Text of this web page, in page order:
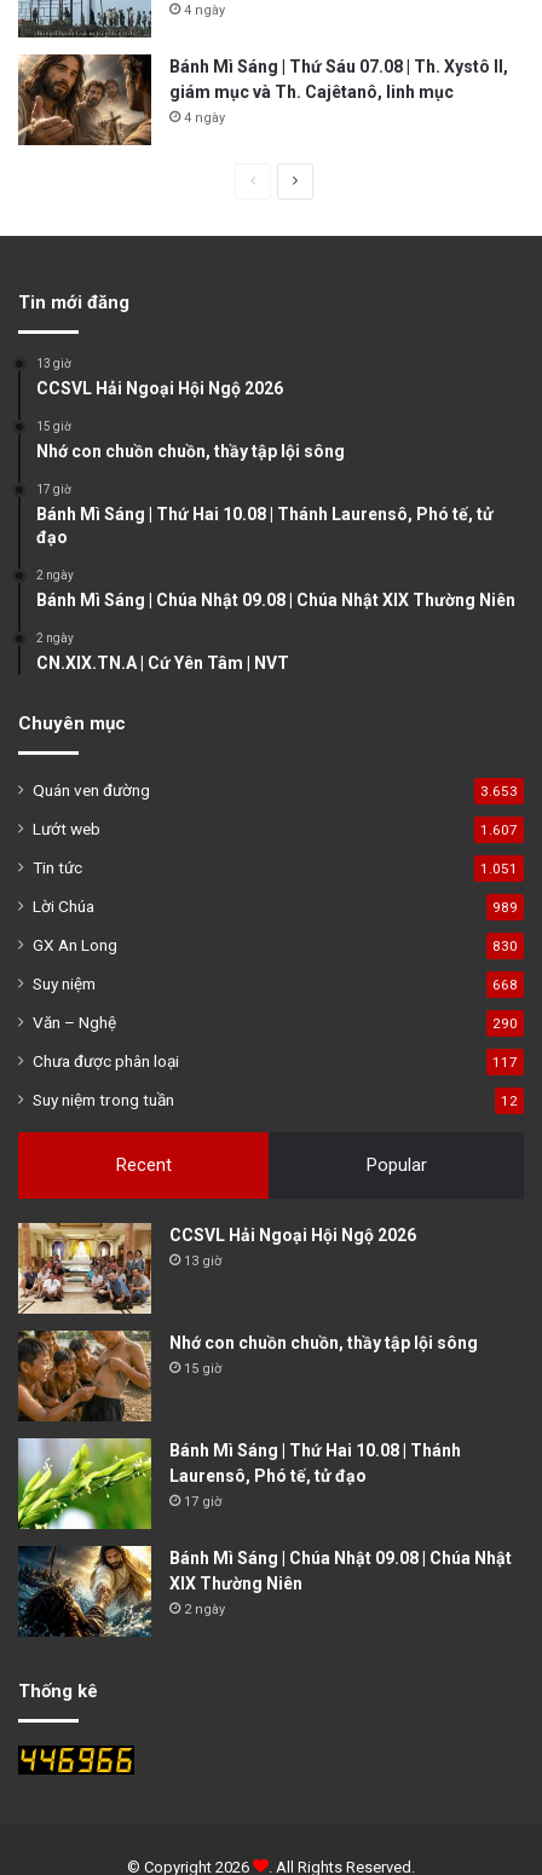
4 ngày
Bánh Mì Sáng | Thứ Sáu 07.08 | Th. Xystô II,
giám mục và Th. Cajêtanô, linh mục
4 ngày
u
p
g
Tin mới đăng
13 giờ
CCSVL Hải Ngoại Hội Ngộ 2026
15 giờ
Nhớ con chuồn chuồn, thầy tập lội sông
17 giờ
Bánh Mì Sáng | Thứ Hai 10.08 | Thánh Laurensô, Phó tế, tử
đạo
2 ngày
Bánh Mì Sáng | Chúa Nhật 09.08 | Chúa Nhật XIX Thường Niên
2 ngày
CN.XIX.TN.A | Cứ Yên Tâm | NVT
Chuyên mục
Quán ven đường 3.653
Lướt web 1.607
Tin tức 1.051
Lời Chúa 989
GX An Long 830
Suy niệm 668
Văn – Nghệ 290
Chưa được phân loại 117
Suy niệm trong tuần 12
Recent Popular
CCSVL Hải Ngoại Hội Ngộ 2026
13 giờ
Nhớ con chuồn chuồn, thầy tập lội sông
15 giờ
Bánh Mì Sáng | Thứ Hai 10.08 | Thánh
Laurensô, Phó tế, tử đạo
17 giờ
Bánh Mì Sáng | Chúa Nhật 09.08 | Chúa Nhật
XIX Thường Niên
2 ngày
Thống kê
© Copyright 2026 . All Rights Reserved.